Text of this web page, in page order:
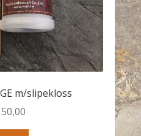
m/slipekloss